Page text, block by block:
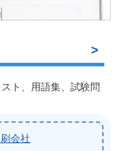
ト、用語集、試験問
会社